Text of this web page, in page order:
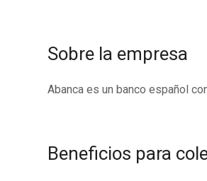
Sobre la empresa
Abanca es un banco español
Beneficios para